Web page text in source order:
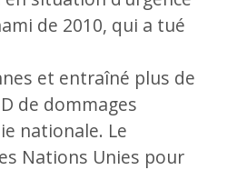
de 2010, qui a tué
et entraîné plus de
de dommages
nationale. Le
Nations Unies pour